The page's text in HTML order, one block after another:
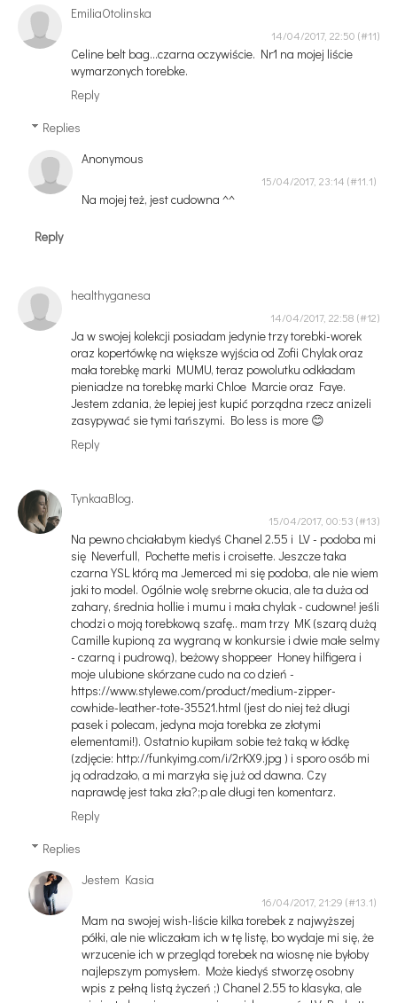
EmiliaOtolinska
14/04/2017, 22:50
Celine belt bag...czarna oczywiście. Nr1 na mojej liście
wymarzonych torebke.
Reply
Replies
Anonymous
15/04/2017, 23:14
Na mojej też, jest cudowna ^^
Reply
healthyganesa
14/04/2017, 22:58
Ja w swojej kolekcji posiadam jedynie trzy torebki-worek
oraz kopertówkę na większe wyjścia od Zofii Chylak oraz
mała torebkę marki MUMU, teraz powolutku odkładam
pieniadze na torebkę marki Chloe Marcie oraz Faye.
Jestem zdania, że lepiej jest kupić porządna rzecz anizeli
zasypywać sie tymi tańszymi. Bo less is more 😊
Reply
TynkaaBlog.
15/04/2017, 00:53
Na pewno chciałabym kiedyś Chanel 2.55 i LV - podoba mi
się Neverfull, Pochette metis i croisette. Jeszcze taka
czarna YSL którą ma Jemerced mi się podoba, ale nie wiem
jaki to model. Ogólnie wolę srebrne okucia, ale ta duża od
zahary, średnia hollie i mumu i mała chylak - cudowne! jeśli
chodzi o moją torebkową szafę.. mam trzy MK (szarą dużą
Camille kupioną za wygraną w konkursie i dwie małe selmy
- czarną i pudrową), beżowy shoppeer Honey hilfigera i
moje ulubione skórzane cudo na co dzień -
https://www.stylewe.com/product/medium-zipper-
cowhide-leather-tote-35521.html (jest do niej też długi
pasek i polecam, jedyna moja torebka ze złotymi
elementami!). Ostatnio kupiłam sobie też taką w łódkę
(zdjęcie: http://funkyimg.com/i/2rKX9.jpg ) i sporo osób mi
ją odradzało, a mi marzyła się już od dawna. Czy
naprawdę jest taka zła?;p ale długi ten komentarz.
Reply
Replies
Jestem Kasia
16/04/2017, 21:29
Mam na swojej wish-liście kilka torebek z najwyższej
półki, ale nie wliczałam ich w tę listę, bo wydaje mi się, że
wrzucenie ich w przegląd torebek na wiosnę nie byłoby
najlepszym pomysłem. Może kiedyś stworzę osobny
wpis z pełną listą życzeń ;) Chanel 2.55 to klasyka, ale